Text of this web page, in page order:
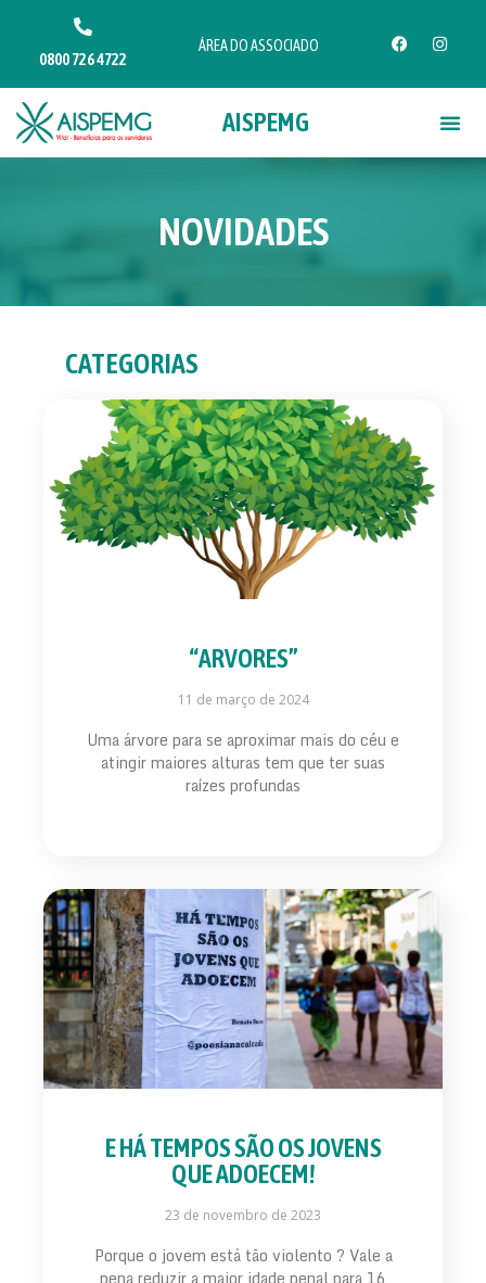
0800 726 4722
ÁREA DO ASSOCIADO
AISPEMG
NOVIDADES
“ARVORES”
11 de março de 2024
Uma árvore para se aproximar mais do céu e
atingir maiores alturas tem que ter suas
raízes profundas
E HÁ TEMPOS SÃO OS JOVENS
QUE ADOECEM!
23 de novembro de 2023
Porque o jovem está tão violento ? Vale a
CATEGORIAS